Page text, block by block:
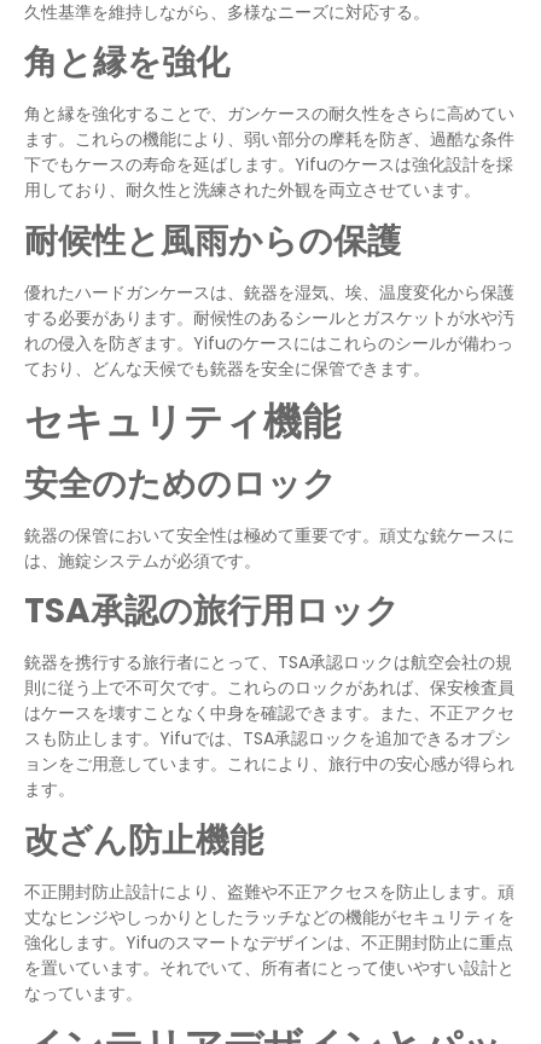
久性基準を維持しながら、多様なニーズに対応する。
角と縁を強化
角と縁を強化することで、ガンケースの耐久性をさらに高めてい
ます。これらの機能により、弱い部分の摩耗を防ぎ、過酷な条件
下でもケースの寿命を延ばします。Yifuのケースは強化設計を採
用しており、耐久性と洗練された外観を両立させています。
耐候性と風雨からの保護
優れたハードガンケースは、銃器を湿気、埃、温度変化から保護
する必要があります。耐候性のあるシールとガスケットが水や汚
れの侵入を防ぎます。Yifuのケースにはこれらのシールが備わっ
ており、どんな天候でも銃器を安全に保管できます。
セキュリティ機能
安全のためのロック
銃器の保管において安全性は極めて重要です。頑丈な銃ケースに
は、施錠システムが必須です。
TSA承認の旅行用ロック
銃器を携行する旅行者にとって、TSA承認ロックは航空会社の規
則に従う上で不可欠です。これらのロックがあれば、保安検査員
はケースを壊すことなく中身を確認できます。また、不正アクセ
スも防止します。Yifuでは、TSA承認ロックを追加できるオプシ
ョンをご用意しています。これにより、旅行中の安心感が得られ
ます。
改ざん防止機能
不正開封防止設計により、盗難や不正アクセスを防止します。頑
丈なヒンジやしっかりとしたラッチなどの機能がセキュリティを
強化します。Yifuのスマートなデザインは、不正開封防止に重点
を置いています。それでいて、所有者にとって使いやすい設計と
なっています。